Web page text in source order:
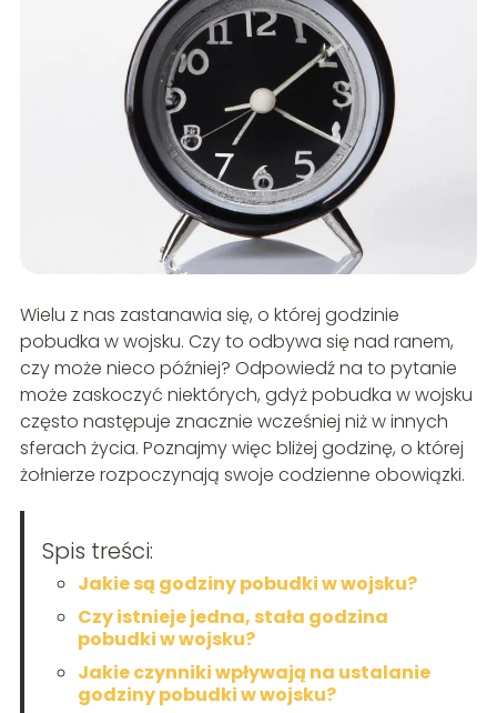
Wielu z nas zastanawia się, o której godzinie
pobudka w wojsku. Czy to odbywa się nad ranem,
czy może nieco później? Odpowiedź na to pytanie
może zaskoczyć niektórych, gdyż pobudka w wojsku
często następuje znacznie wcześniej niż w innych
sferach życia. Poznajmy więc bliżej godzinę, o której
żołnierze rozpoczynają swoje codzienne obowiązki.
Spis treści:
Jakie są godziny pobudki w wojsku?
Czy istnieje jedna, stała godzina
pobudki w wojsku?
Jakie czynniki wpływają na ustalanie
godziny pobudki w wojsku?